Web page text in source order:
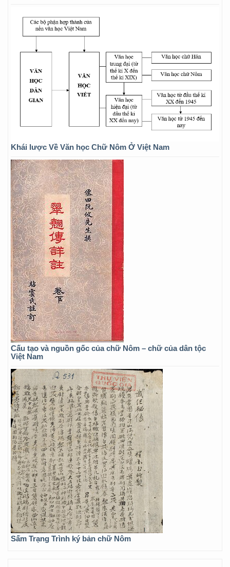
Khái lược Về Văn học Chữ Nôm Ở Việt Nam
Cấu tạo và nguồn gốc của chữ Nôm – chữ của dân tộc
Việt Nam
Sấm Trạng Trình ký bản chữ Nôm